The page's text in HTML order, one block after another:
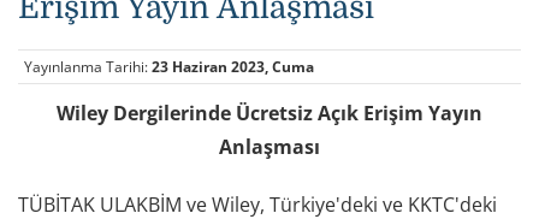
Erişim Yayın Anlaşması
Yayınlanma Tarihi:23 Haziran 2023, Cuma
Wiley Dergilerinde Ücretsiz Açık Erişim Yayın
Anlaşması
TÜBİTAK ULAKBİM ve Wiley, Türkiye'deki ve KKTC'deki